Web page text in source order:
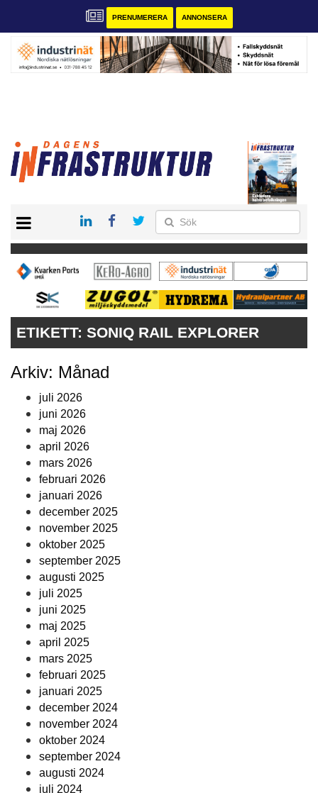
PRENUMERERA ANNONSERA
KONTAKT
VÅRA ANDRA MAGASIN
PRENUMERERA
ANNONSERA
ETIKETT: SONIQ RAIL EXPLORER
Arkiv: Månad
juli 2026
juni 2026
maj 2026
april 2026
mars 2026
februari 2026
januari 2026
december 2025
november 2025
oktober 2025
september 2025
augusti 2025
juli 2025
juni 2025
maj 2025
april 2025
mars 2025
februari 2025
januari 2025
december 2024
november 2024
oktober 2024
september 2024
augusti 2024
juli 2024